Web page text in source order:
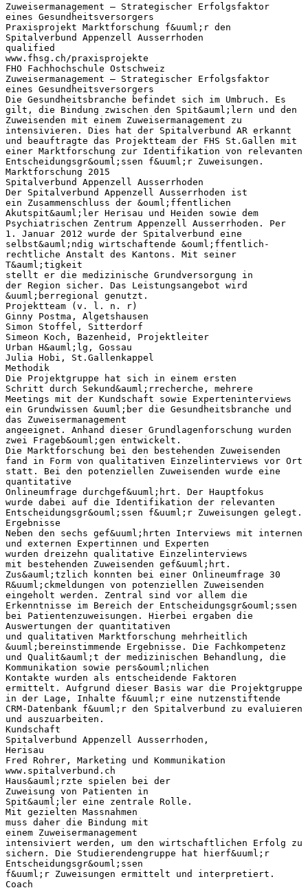
Zuweisermanagement – Strategischer Erfolgsfaktor
eines Gesundheitsversorgers
Praxisprojekt Marktforschung f&uuml;r den
Spitalverbund Appenzell Ausserrhoden
qualified
www.fhsg.ch/praxisprojekte
FHO Fachhochschule Ostschweiz
Zuweisermanagement – Strategischer Erfolgsfaktor
eines Gesundheitsversorgers
Die Gesundheitsbranche befindet sich im Umbruch. Es
gilt, die Bindung zwischen den Spit&auml;lern und den
Zuweisenden mit einem Zuweisermanagement zu
intensivieren. Dies hat der Spitalverbund AR erkannt
und beauftragte das Projektteam der FHS St.Gallen mit
einer Marktforschung zur Identifikation von relevanten
Entscheidungsgr&ouml;ssen f&uuml;r Zuweisungen.
Marktforschung 2015
Spitalverbund Appenzell Ausserrhoden
Der Spitalverbund Appenzell Ausserrhoden ist
ein Zusammenschluss der &ouml;ffentlichen
Akutspit&auml;ler Herisau und Heiden sowie dem
Psychiatrischen Zentrum Appenzell Ausserrhoden. Per
1. Januar 2012 wurde der Spitalverbund eine
selbst&auml;ndig wirtschaftende &ouml;ffentlich-
rechtliche Anstalt des Kantons. Mit seiner
T&auml;tigkeit
stellt er die medizinische Grundversorgung in
der Region sicher. Das Leistungsangebot wird
&uuml;berregional genutzt.
Projektteam (v. l. n. r)
Ginny Postma, Algetshausen
Simon Stoffel, Sitterdorf
Simeon Koch, Bazenheid, Projektleiter
Urban H&auml;lg, Gossau
Julia Hobi, St.Gallenkappel
Methodik
Die Projektgruppe hat sich in einem ersten
Schritt durch Sekund&auml;rrecherche, mehrere
Meetings mit der Kundschaft sowie Experteninterviews
ein Grundwissen &uuml;ber die Gesundheitsbranche und
das Zuweisermanagement
angeeignet. Anhand dieser Grundlagenforschung wurden
zwei Frageb&ouml;gen entwickelt.
Die Marktforschung bei den bestehenden Zuweisenden
fand in Form von qualitativen Einzelinterviews vor Ort
statt. Bei den potenziellen Zuweisenden wurde eine
quantitative
Onlineumfrage durchgef&uuml;hrt. Der Hauptfokus
wurde dabei auf die Identifikation der relevanten
Entscheidungsgr&ouml;ssen f&uuml;r Zuweisungen gelegt.
Ergebnisse
Neben den sechs gef&uuml;hrten Interviews mit internen
und externen Expertinnen und Experten
wurden dreizehn qualitative Einzelinterviews
mit bestehenden Zuweisenden gef&uuml;hrt.
Zus&auml;tzlich konnten bei einer Onlineumfrage 30
R&uuml;ckmeldungen von potenziellen Zuweisenden
eingeholt werden. Zentral sind vor allem die
Erkenntnisse im Bereich der Entscheidungsgr&ouml;ssen
bei Patientenzuweisungen. Hierbei ergaben die
Auswertungen der quantitativen
und qualitativen Marktforschung mehrheitlich
&uuml;bereinstimmende Ergebnisse. Die Fachkompetenz
und Qualit&auml;t der medizinischen Behandlung, die
Kommunikation sowie pers&ouml;nlichen
Kontakte wurden als entscheidende Faktoren
ermittelt. Aufgrund dieser Basis war die Projektgruppe
in der Lage, Inhalte f&uuml;r eine nutzenstiftende
CRM-Datenbank f&uuml;r den Spitalverbund zu evaluieren
und auszuarbeiten.
Kundschaft
Spitalverbund Appenzell Ausserrhoden,
Herisau
Fred Rohrer, Marketing und Kommunikation
www.spitalverbund.ch
Haus&auml;rzte spielen bei der
Zuweisung von Patienten in
Spit&auml;ler eine zentrale Rolle.
Mit gezielten Massnahmen
muss daher die Bindung mit
einem Zuweisermanagement
intensiviert werden, um den wirtschaftlichen Erfolg zu
sichern. Die Studierendengruppe hat hierf&uuml;r
Entscheidungsgr&ouml;ssen
f&uuml;r Zuweisungen ermittelt und interpretiert.
Coach